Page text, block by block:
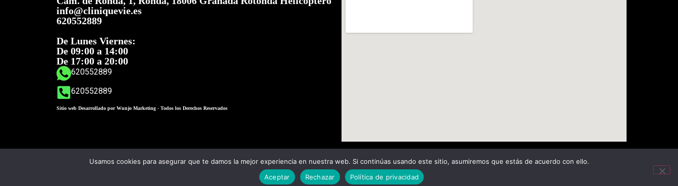
info@cliniquevie.es
620552889
De Lunes Viernes:
De 09:00 a 14:00
De 17:00 a 20:00
620552889
620552889
Sitio web Desarrollado por Wunjo Marketing - Todos los Derechos Reservados
Usamos cookies para asegurar que te damos la mejor experiencia en nuestra web. Si continúas usando este sitio, asumiremos que estás de acuerdo con ello.
Aceptar
Rechazar Política de privacidad